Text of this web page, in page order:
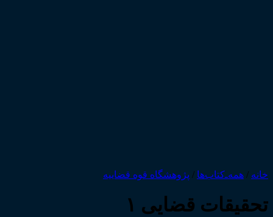
خانه / همه‌ـ‌کتاب‌ها / پژوهشگاه قوه قضاییه
تحقیقات قضایی ۱